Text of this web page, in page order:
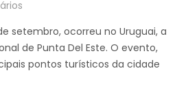
setembro, ocorreu no Uruguai, a
de Punta Del Este. O evento,
pontos turísticos da cidade